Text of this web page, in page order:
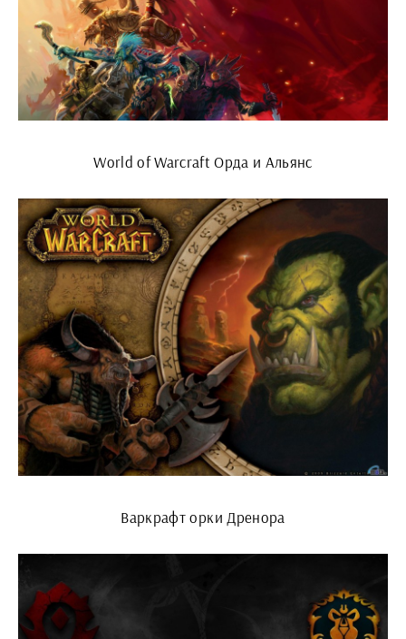
World of Warcraft Орда и Альянс
Варкрафт орки Дренора